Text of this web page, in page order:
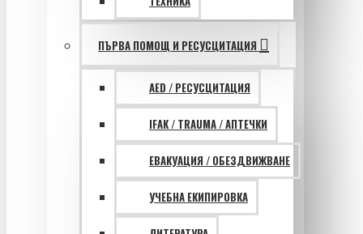
ПЪРВА ПОМОЩ И РЕСУСЦИТАЦИЯ
AED / РЕСУСЦИТАЦИЯ
IFAK / TRAUMA / АПТЕЧКИ
ЕВАКУАЦИЯ / ОБЕЗДВИЖВАНЕ
УЧЕБНА ЕКИПИРОВКА